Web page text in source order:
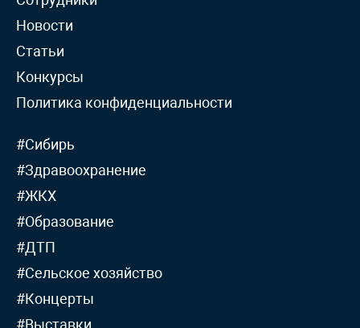
Новости
Статьи
Конкурсы
Политика конфиденциальности
#Сибирь
#Здравоохранение
#ЖКХ
#Образование
#ДТП
#Сельское хозяйство
#Концерты
#Выставки